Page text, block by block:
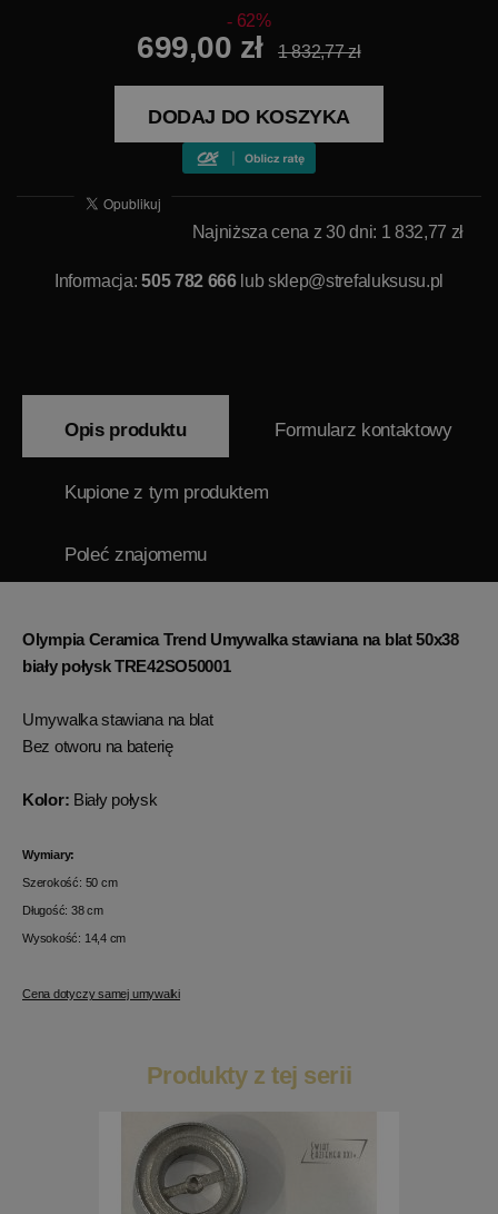
62%
699,00 zł 1 832,77 zł
DODAJ DO KOSZYKA
Najniższa cena z 30 dni: 1 832,77 zł
Informacja:505 782 666lubsklep@strefaluksusu.pl
Opis produktu Formularz kontaktowy
Kupione z tym produktem
Poleć znajomemu
Olympia Ceramica Trend Umywalka stawiana na blat 50x38
biały połysk TRE42SO50001
Umywalka stawiana na blat
Bez otworu na baterię
Kolor: Biały połysk
Wymiary:
Szerokość: 50 cm
Długość: 38 cm
Wysokość: 14,4 cm
Cena dotyczy samej umywalki
Produkty z tej serii